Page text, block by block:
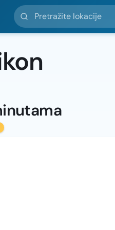
Pretražite lokacije